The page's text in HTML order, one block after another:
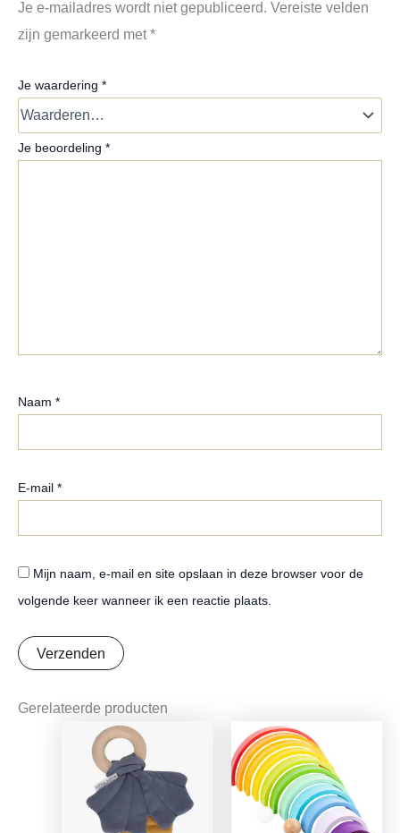
Je e-mailadres wordt niet gepubliceerd. Vereiste velden
zijn gemarkeerd met*
Je waardering *
Je beoordeling *
Naam *
E-mail *
Mijn naam, e-mail en site opslaan in deze browser voor de
volgende keer wanneer ik een reactie plaats.
Gerelateerde producten
Oorspronkelijke
prijs
was:
€7,95.
Huidige
prijs
is:
€6,28.